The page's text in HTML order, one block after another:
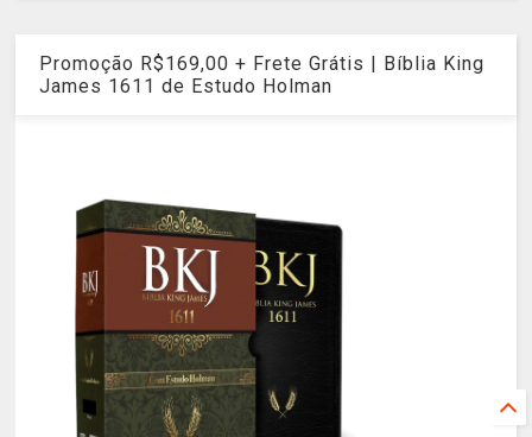
Promoção R$169,00 + Frete Grátis | Bíblia King
James 1611 de Estudo Holman